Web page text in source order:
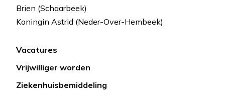
Brien (Schaarbeek)
Koningin Astrid (Neder-Over-Hembeek)
Lien
rapide
Vacatures
Vrijwilliger worden
Ziekenhuisbemiddeling